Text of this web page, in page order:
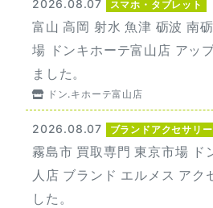
2026.08.07 スマホ・タブレット
富山 高岡 射水 魚津 砺波 南
場 ドンキホーテ富山店 アッ
ました。
ドン.キホーテ富山店
2026.08.07 ブランドアクセサリー
霧島市 買取専門 東京市場 ド
人店 ブランド エルメス アク
した。